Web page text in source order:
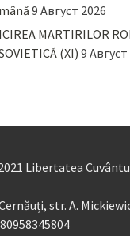
9 Август 2026
MARTIRILOR
(XI) 9
Libertatea
str. A.